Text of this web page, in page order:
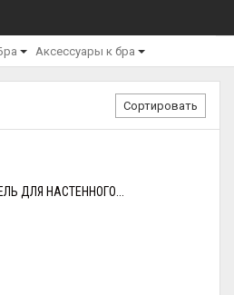
Аксессуары к бра
Сортировать
ДЛЯ НАСТЕННОГО...